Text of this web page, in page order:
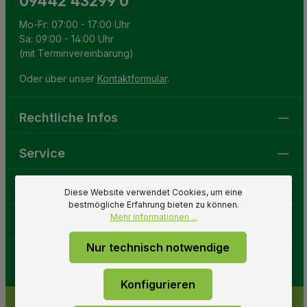
Mo-Fr: 07:00 - 17:00 Uhr
Sa: 09:00 - 14:00 Uhr
(mit Terminvereinbarung)
Oder über unser Kontaktformular.
Rechtliche Infos
Service
GartenweltDiese Website verwendet Cookies, um eine
bestmögliche Erfahrung bieten zu können.
Mehr Informationen ...
Nur technisch notwendige
Konfigurieren